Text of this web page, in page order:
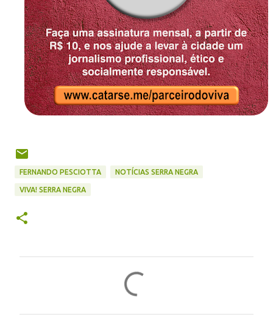
FERNANDO PESCIOTTA NOTÍCIAS SERRA NEGRA
VIVA! SERRA NEGRA